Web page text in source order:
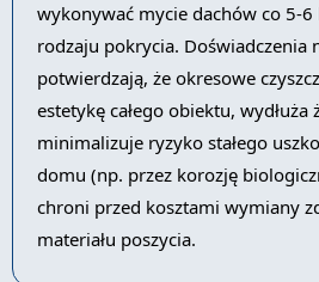
wykonywać mycie dachów co 5-6
rodzaju pokrycia. Doświadczenia
potwierdzają, że okresowe
estetykę całego obiektu,
minimalizuje ryzyko stałego
domu (np. przez korozję
chroni przed kosztami wymiany
materiału poszycia.